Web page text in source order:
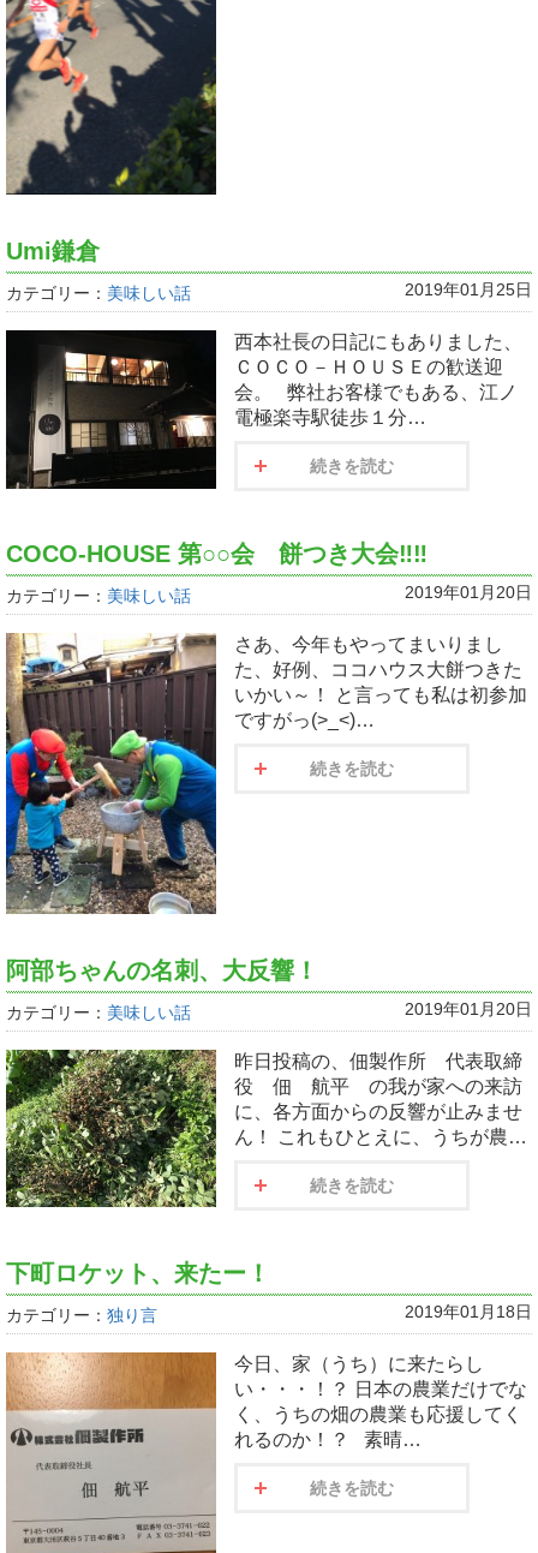
Umi鎌倉
カテゴリー： 美味しい話 2019年01月25日
西本社長の日記にもありました、
ＣＯＣＯ－ＨＯＵＳＥの歓送迎
会。 弊社お客様でもある、江ノ
電極楽寺駅徒歩１分…
続きを読む
COCO-HOUSE 第○○会 餅つき大会‼‼
カテゴリー： 美味しい話 2019年01月20日
さあ、今年もやってまいりまし
た、好例、ココハウス大餅つきた
いかい～！ と言っても私は初参加
ですがっ(>_<)…
続きを読む
阿部ちゃんの名刺、大反響！
カテゴリー： 美味しい話 2019年01月20日
昨日投稿の、佃製作所 代表取締
役 佃 航平 の我が家への来訪
に、各方面からの反響が止みませ
ん！ これもひとえに、うちが農…
続きを読む
下町ロケット、来たー！
カテゴリー： 独り言 2019年01月18日
今日、家（うち）に来たらし
い・・・！？ 日本の農業だけでな
く、うちの畑の農業も応援してく
れるのか！？ 素晴…
続きを読む